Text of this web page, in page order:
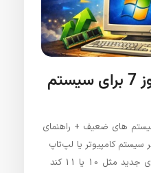
بهترین نسخه ویندوز 7 برای سیستم
ویندوز 7 برای سیستم های ضعیف + راهنمای
کامپیوتر یا لپ‌تاپ
شما قدیمی است و با ویندوزهای جدید مثل 10 یا 11 کند